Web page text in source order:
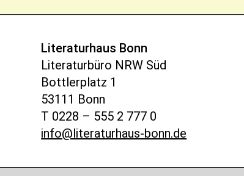
Literaturhaus Bonn
Literaturbüro NRW Süd
Bottlerplatz 1
53111 Bonn
T 0228 – 555 2 777 0
info@literaturhaus-bonn.de